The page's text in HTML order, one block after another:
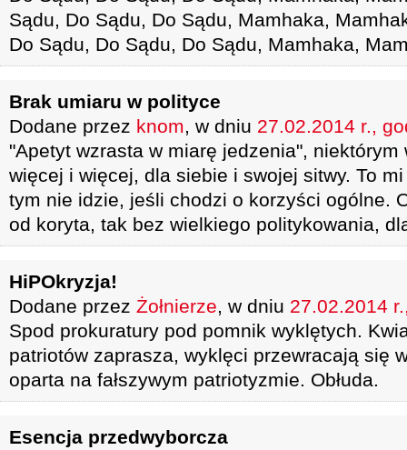
Sądu, Do Sądu, Do Sądu, Mamhaka,
Do Sądu, Do Sądu, Do Sądu, Mamhaka,
Brak umiaru w polityce
Dodane przez knom, w dniu 27.02.2014 r.,
"Apetyt wzrasta w miarę jedzenia", niektórym
więcej i więcej, dla siebie i swojej sitwy. To
tym nie idzie, jeśli chodzi o korzyści ogólne.
od koryta, tak bez wielkiego politykowania,
HiPOkryzja!
Dodane przez Żołnierze, w dniu 27.02.2014
Spod prokuratury pod pomnik wyklętych.
patriotów zaprasza, wyklęci przewracają się
oparta na fałszywym patriotyzmie. Obłuda.
Esencja przedwyborcza